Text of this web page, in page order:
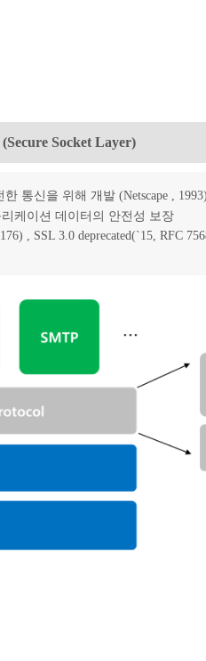
(Secure Socket Layer)
통신을 위해 개발 (Netscape , 1993)
케이션 데이터의 안전성 보장
, SSL 3.0 deprecated(`15, RFC